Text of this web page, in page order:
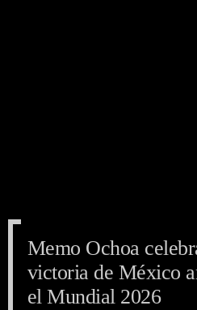
Memo Ochoa
victoria de México
el Mundial 2026
Memo Ochoa
victoria de México
el Mundial 2026
Memo Ochoa
victoria de México
el Mundial 2026